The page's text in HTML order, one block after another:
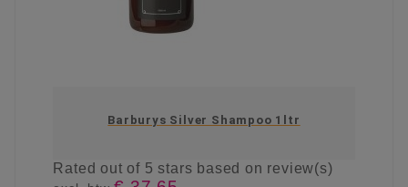
Barburys Silver Shampoo 1ltr
Ratedout of 5 stars based on review(s)